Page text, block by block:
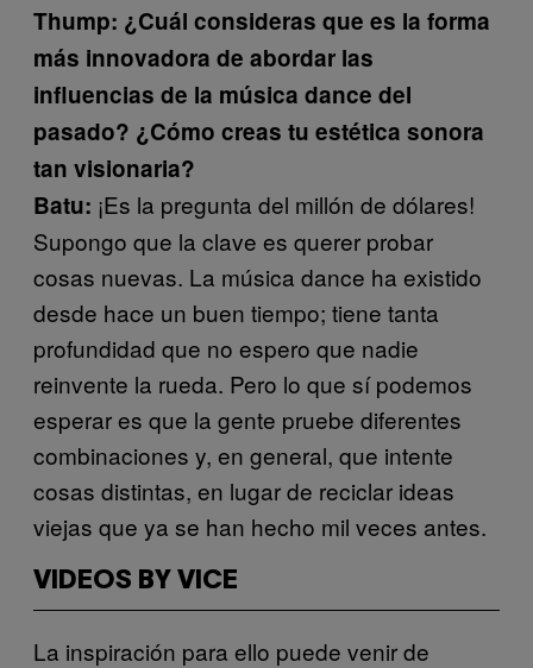
Thump: ¿Cuál consideras que es la forma
más innovadora de abordar las
influencias de la música dance del
pasado? ¿Cómo creas tu estética sonora
tan visionaria?
Batu: ¡Es la pregunta del millón de dólares!
Supongo que la clave es querer probar
cosas nuevas. La música dance ha existido
desde hace un buen tiempo; tiene tanta
profundidad que no espero que nadie
reinvente la rueda. Pero lo que sí podemos
esperar es que la gente pruebe diferentes
combinaciones y, en general, que intente
cosas distintas, en lugar de reciclar ideas
viejas que ya se han hecho mil veces antes.
VIDEOS BY VICE
La inspiración para ello puede venir de